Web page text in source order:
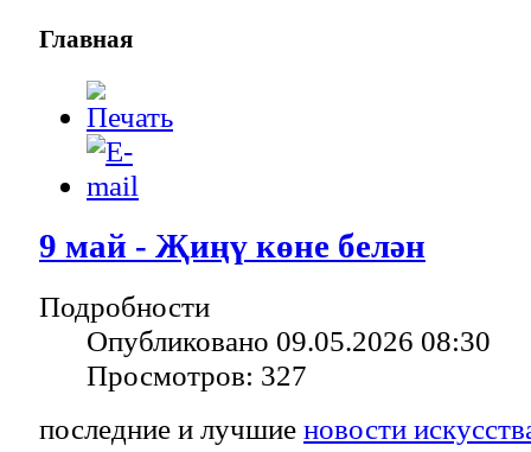
Главная
9 май - Җиңү көне белән
Подробности
Опубликовано 09.05.2026 08:30
Просмотров: 327
последние и лучшие новости